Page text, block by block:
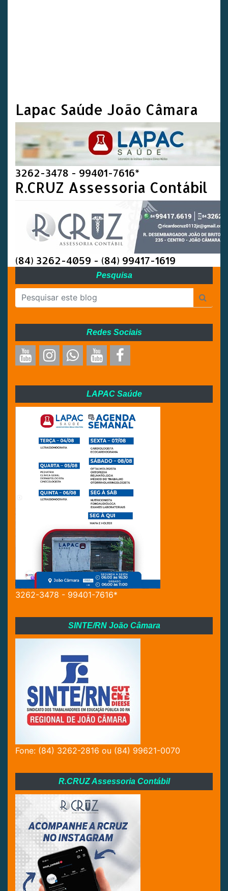
Lapac Saúde João Câmara
3262-3478 - 99401-7616*
R.CRUZ Assessoria Contábil
(84) 3262-4059 - (84) 99417-1619
Pesquisa
Redes Sociais
LAPAC Saúde
3262-3478 - 99401-7616*
SINTE/RN João Câmara
Fone: (84) 3262-2816 ou (84) 99621-0070
R.CRUZ Assessoria Contábil